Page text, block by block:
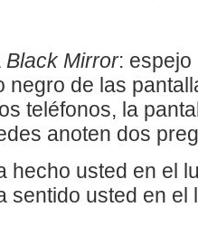
Black Mirror: espejo
negro de las
teléfonos, la
anoten dos
hecho usted en el
sentido usted en el